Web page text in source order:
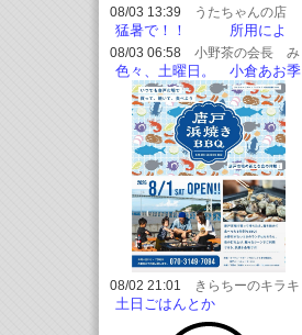
08/03 13:39
うたちゃんの店
元気印
猛暑で！！ 所用によ
り 暫く発信をお休みしま
す?
08/03 06:58 小野茶の会長 み
どりちゃんのブログ
色々、土曜日。 小倉あお季
で、お誕生日会
08/02 21:01
きらちーのキラキ
ラブログ
土日ごはんとか